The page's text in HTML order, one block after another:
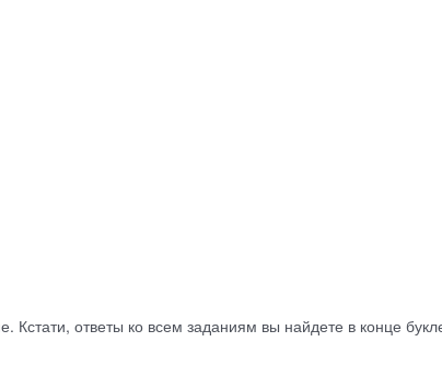
ответы ко всем заданиям вы найдете в конце